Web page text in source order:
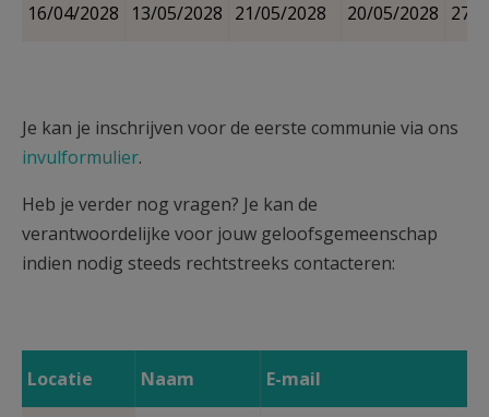
16/04/2028 13/05/2028 21/05/2028 20/05/2028 27/
Je kan je inschrijven voor de eerste communie via ons
invulformulier.
Heb je verder nog vragen? Je kan de
verantwoordelijke voor jouw geloofsgemeenschap
indien nodig steeds rechtstreeks contacteren:
Locatie Naam E-mail